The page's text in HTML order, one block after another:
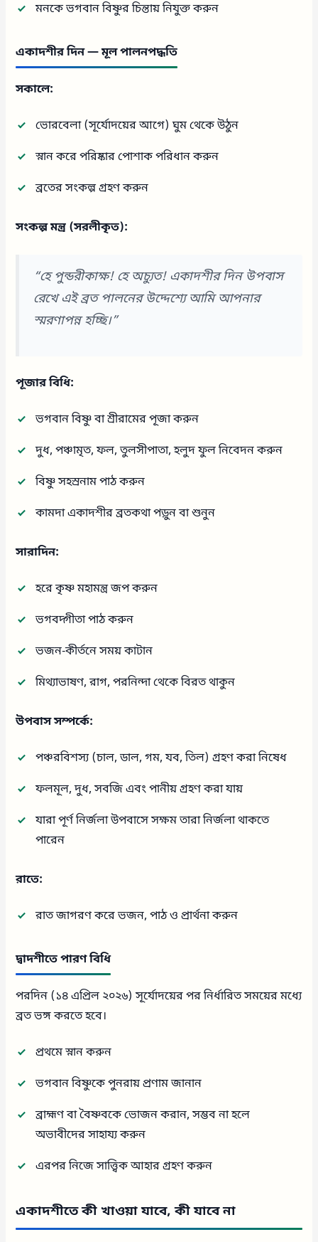
মনকে ভগবান বিষ্ণুর চিন্তায় নিযুক্ত করুন
একাদশীর দিন — মূল পালনপদ্ধতি
সকালে:
ভোরবেলা (সূর্যোদয়ের আগে) ঘুম থেকে উঠুন
স্নান করে পরিষ্কার পোশাক পরিধান করুন
ব্রতের সংকল্প গ্রহণ করুন
সংকল্প মন্ত্র (সরলীকৃত):
“হে পুন্ডরীকাক্ষ! হে অচ্যুত! একাদশীর দিন উপবাস
রেখে এই ব্রত পালনের উদ্দেশ্যে আমি আপনার
স্মরণাপন্ন হচ্ছি।”
পূজার বিধি:
ভগবান বিষ্ণু বা শ্রীরামের পূজা করুন
দুধ, পঞ্চামৃত, ফল, তুলসীপাতা, হলুদ ফুল নিবেদন করুন
বিষ্ণু সহস্রনাম পাঠ করুন
কামদা একাদশীর ব্রতকথা পড়ুন বা শুনুন
সারাদিন:
হরে কৃষ্ণ মহামন্ত্র জপ করুন
ভগবদ্গীতা পাঠ করুন
ভজন-কীর্তনে সময় কাটান
মিথ্যাভাষণ, রাগ, পরনিন্দা থেকে বিরত থাকুন
উপবাস সম্পর্কে:
পঞ্চরবিশস্য (চাল, ডাল, গম, যব, তিল) গ্রহণ করা নিষেধ
ফলমূল, দুধ, সবজি এবং পানীয় গ্রহণ করা যায়
যারা পূর্ণ নির্জলা উপবাসে সক্ষম তারা নির্জলা থাকতে
পারেন
রাতে:
রাত জাগরণ করে ভজন, পাঠ ও প্রার্থনা করুন
দ্বাদশীতে পারণ বিধি
পরদিন (১৪ এপ্রিল ২০২৬) সূর্যোদয়ের পর নির্ধারিত সময়ের মধ্যে
ব্রত ভঙ্গ করতে হবে।
প্রথমে স্নান করুন
ভগবান বিষ্ণুকে পুনরায় প্রণাম জানান
ব্রাহ্মণ বা বৈষ্ণবকে ভোজন করান, সম্ভব না হলে
অভাবীদের সাহায্য করুন
এরপর নিজে সাত্ত্বিক আহার গ্রহণ করুন
একাদশীতে কী খাওয়া যাবে, কী যাবে না